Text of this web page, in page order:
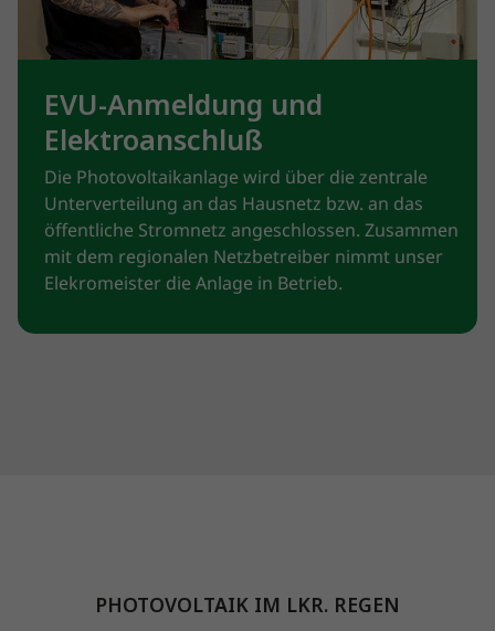
EVU-Anmeldung und
Elektroanschluß
Die Photovoltaikanlage wird über die zentrale
Unterverteilung an das Hausnetz bzw. an das
öffentliche Stromnetz angeschlossen. Zusammen
mit dem regionalen Netzbetreiber nimmt unser
Elekromeister die Anlage in Betrieb.
PHOTOVOLTAIK IM LKR. REGEN